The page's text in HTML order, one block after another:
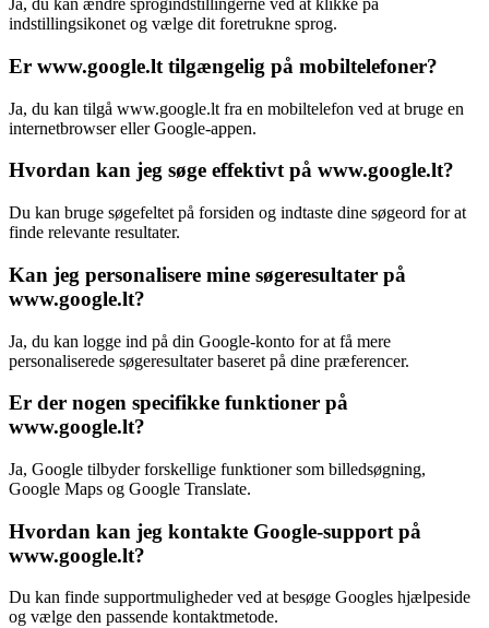
Ja, du kan ændre sprogindstillingerne ved at klikke på
indstillingsikonet og vælge dit foretrukne sprog.
Er www.google.lt tilgængelig på mobiltelefoner?
Ja, du kan tilgå www.google.lt fra en mobiltelefon ved at bruge en
internetbrowser eller Google-appen.
Hvordan kan jeg søge effektivt på www.google.lt?
Du kan bruge søgefeltet på forsiden og indtaste dine søgeord for at
finde relevante resultater.
Kan jeg personalisere mine søgeresultater på
www.google.lt?
Ja, du kan logge ind på din Google-konto for at få mere
personaliserede søgeresultater baseret på dine præferencer.
Er der nogen specifikke funktioner på
www.google.lt?
Ja, Google tilbyder forskellige funktioner som billedsøgning,
Google Maps og Google Translate.
Hvordan kan jeg kontakte Google-support på
www.google.lt?
Du kan finde supportmuligheder ved at besøge Googles hjælpeside
og vælge den passende kontaktmetode.